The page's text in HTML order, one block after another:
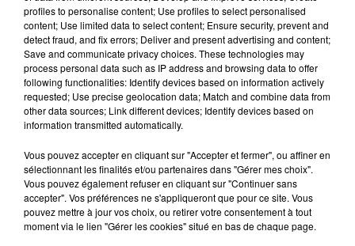
Jeux Voir plus
Gagnez vos places pour
l'événement Ride the Show à
Gagnez vos places pour le
festival Marché Gourmand 2026
profiles to personalise content; Use profiles to select personalised
content; Use limited data to select content; Ensure security, prevent and
detect fraud, and fix errors; Deliver and present advertising and content;
Save and communicate privacy choices. These technologies may
process personal data such as IP address and browsing data to offer
following functionalities: Identify devices based on information actively
requested; Use precise geolocation data; Match and combine data from
other data sources; Link different devices; Identify devices based on
information transmitted automatically.
Vous pouvez accepter en cliquant sur "Accepter et fermer", ou affiner en
sélectionnant les finalités et/ou partenaires dans "Gérer mes choix".
Vous pouvez également refuser en cliquant sur "Continuer sans
accepter". Vos préférences ne s'appliqueront que pour ce site. Vous
pouvez mettre à jour vos choix, ou retirer votre consentement à tout
moment via le lien "Gérer les cookies" situé en bas de chaque page.